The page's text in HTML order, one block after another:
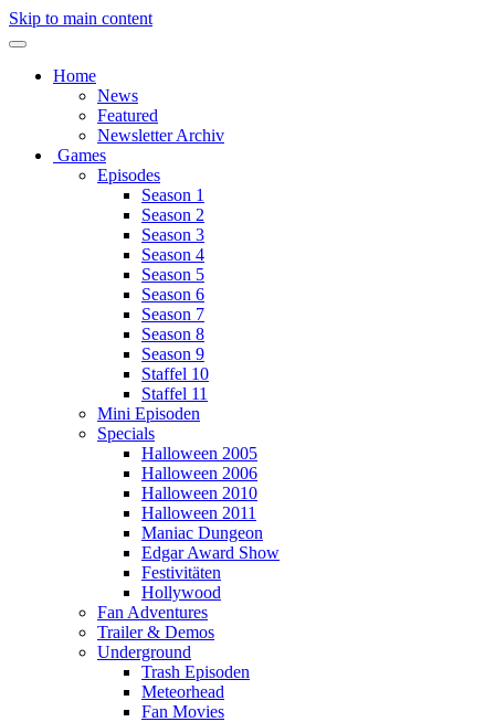
Skip to main content
Home
News
Featured
Newsletter Archiv
Games
Episodes
Season 1
Season 2
Season 3
Season 4
Season 5
Season 6
Season 7
Season 8
Season 9
Staffel 10
Staffel 11
Mini Episoden
Specials
Halloween 2005
Halloween 2006
Halloween 2010
Halloween 2011
Maniac Dungeon
Edgar Award Show
Festivitäten
Hollywood
Fan Adventures
Trailer & Demos
Underground
Trash Episoden
Meteorhead
Fan Movies